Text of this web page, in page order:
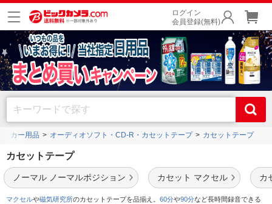
ログイン
会員登録(無料)
・カー用品 オーディオソフト・CD-R・カセットテープ カセットテープ
カセットテープ
ノーマル ノーマルポジション カセット マクセル カ
マクセルや磁気研究所のカセットテープを品揃え。 60分や90分など長時間録音できる